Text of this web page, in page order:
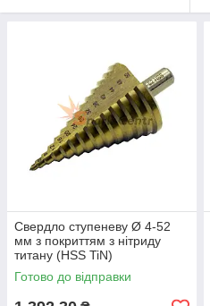
Свердло ступеневу Ø 4-52
мм з покриттям з нітриду
титану (HSS TiN)
Готово до відправки